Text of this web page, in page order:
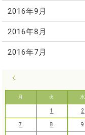
2016年9月
2016年8月
2016年7月
月 火 水
1 2
7 8 9